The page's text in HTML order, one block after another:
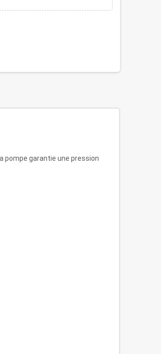
pompe garantie une pression